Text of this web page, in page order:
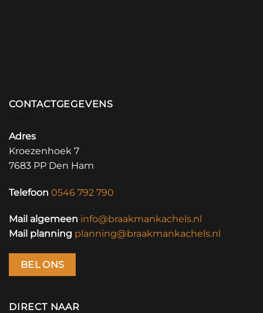
CONTACTGEGEVENS
Adres
Kroezenhoek 7
7683 PP Den Ham
Telefoon 0546 792 790
Mail algemeen info@braakmankachels.nl
Mail planning planning@braakmankachels.nl
BEL ONS
DIRECT NAAR